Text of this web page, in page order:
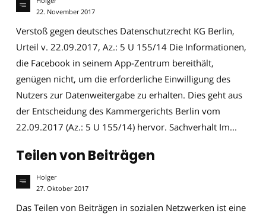
22. November 2017
Verstoß gegen deutsches Datenschutzrecht KG Berlin,
Urteil v. 22.09.2017, Az.: 5 U 155/14 Die Informationen,
die Facebook in seinem App-Zentrum bereithält,
genügen nicht, um die erforderliche Einwilligung des
Nutzers zur Datenweitergabe zu erhalten. Dies geht aus
der Entscheidung des Kammergerichts Berlin vom
22.09.2017 (Az.: 5 U 155/14) hervor. Sachverhalt Im...
Teilen von Beiträgen
Holger
27. Oktober 2017
Das Teilen von Beiträgen in sozialen Netzwerken ist eine